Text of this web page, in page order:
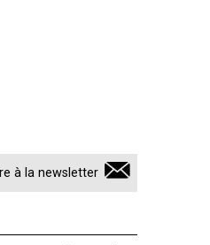
à la newsletter